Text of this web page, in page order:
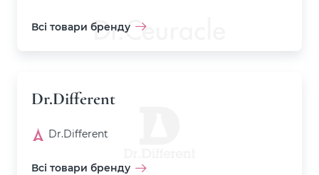
Всі товари бренду
Dr.Different
Dr.Different
Всі товари бренду